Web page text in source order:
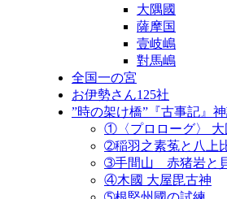
大隅國
薩摩国
壹岐嶋
對馬嶋
全国一の宮
お伊勢さん125社
”時の架け橋”『古事記』
①〈プロローグ〉 大
➁稲羽之素菟と八上
➂手間山 赤猪岩と
④木國 大屋毘古神